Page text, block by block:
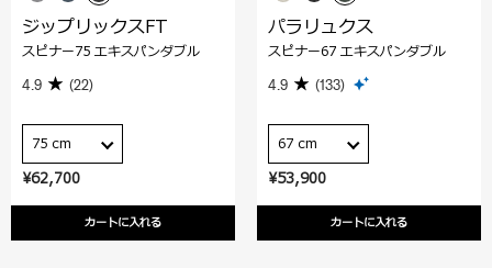
¥62,700
カートに入れる
ジップリックスFT
スピナー75 エキスパンダブル
4.9 (22)
75 cm
¥53,900
カートに入れる
パラリュクス
スピナー67 エキスパンダブル
4.9 (133)
67 cm